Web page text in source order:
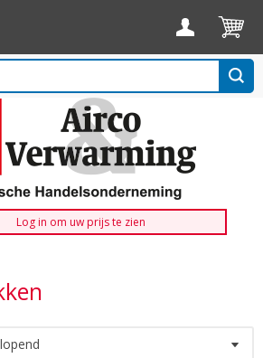
Log in om uw prijs te zien